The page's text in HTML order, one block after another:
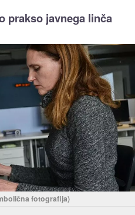
prakso javnega linča
fotografija)